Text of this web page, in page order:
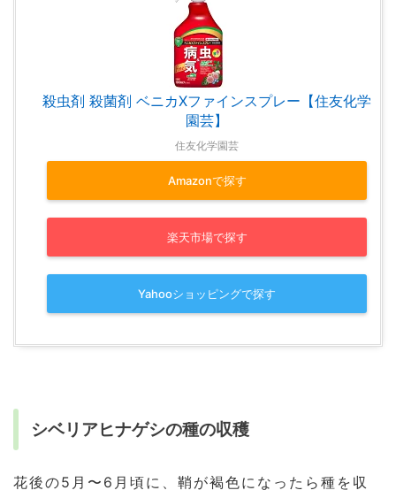
殺虫剤 殺菌剤 ベニカXファインスプレー【住友化学
園芸】
住友化学園芸
Amazonで探す
楽天市場で探す
Yahooショッピングで探す
シベリアヒナゲシの種の収穫
花後の5月〜6月頃に、鞘が褐色になったら種を収